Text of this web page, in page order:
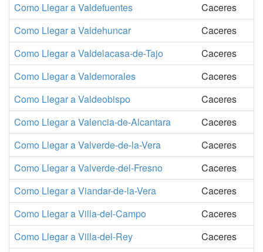
Como Llegar a Valdefuentes
Caceres
Como Llegar a Valdehuncar
Caceres
Como Llegar a Valdelacasa-de-Tajo
Caceres
Como Llegar a Valdemorales
Caceres
Como Llegar a Valdeobispo
Caceres
Como Llegar a Valencia-de-Alcantara
Caceres
Como Llegar a Valverde-de-la-Vera
Caceres
Como Llegar a Valverde-del-Fresno
Caceres
Como Llegar a Viandar-de-la-Vera
Caceres
Como Llegar a Villa-del-Campo
Caceres
Como Llegar a Villa-del-Rey
Caceres